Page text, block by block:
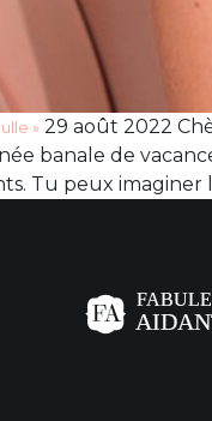
» 29 août 2022
banale de
Tu peux imaginer